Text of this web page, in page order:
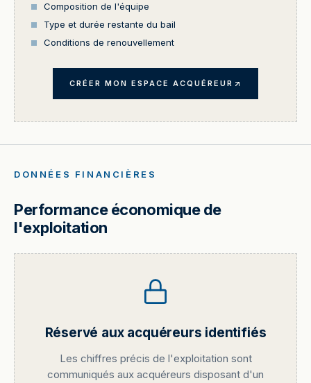
Composition de l'équipe
Type et durée restante du bail
Conditions de renouvellement
CRÉER MON ESPACE ACQUÉREUR
DONNÉES FINANCIÈRES
Performance économique de
l'exploitation
Réservé aux acquéreurs identifiés
Les chiffres précis de l'exploitation sont
communiqués aux acquéreurs disposant d'un